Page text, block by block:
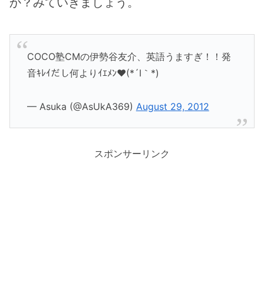
COCO塾CMの伊勢谷友介、英語うますぎ！！発
音ｷﾚｲだし何よりｲｴﾒﾝ♥(*´I｀*)
— Asuka (@AsUkA369) August 29, 2012
スポンサーリンク